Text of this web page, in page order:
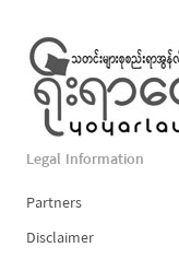
Legal Information
Partners
Disclaimer